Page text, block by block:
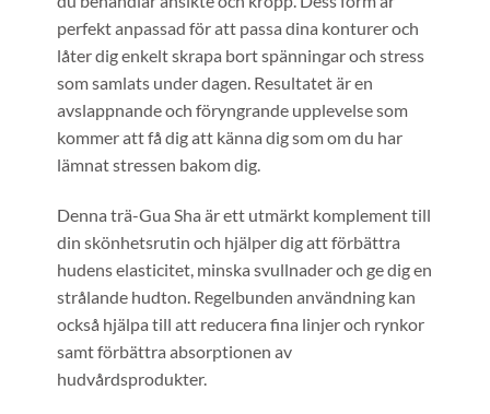
perfekt anpassad för att passa dina konturer och
låter dig enkelt skrapa bort spänningar och stress
som samlats under dagen. Resultatet är en
avslappnande och föryngrande upplevelse som
kommer att få dig att känna dig som om du har
lämnat stressen bakom dig.
Denna trä-Gua Sha är ett utmärkt komplement till
din skönhetsrutin och hjälper dig att förbättra
hudens elasticitet, minska svullnader och ge dig en
strålande hudton. Regelbunden användning kan
också hjälpa till att reducera fina linjer och rynkor
samt förbättra absorptionen av
hudvårdsprodukter.